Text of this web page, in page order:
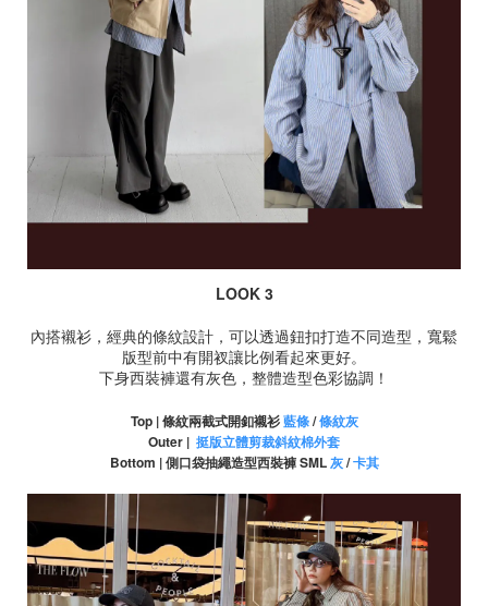
LOOK 3
內搭襯衫，經典的條紋設計，可以透過鈕扣打造不同造型，寬鬆
版型前中有開衩讓比例看起來更好。
下身西裝褲還有灰色，整體造型色彩協調！
Top | 條紋兩截式開釦襯衫藍條/條紋灰
Outer | 挺版立體剪裁斜紋棉外套
Bottom | 側口袋抽繩造型西裝褲 SML灰/卡其